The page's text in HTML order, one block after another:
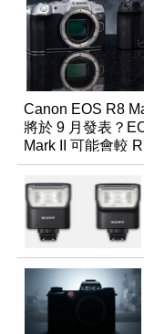
Canon EOS R8
將於 9 月發表？
Mark II 可能會較
推出